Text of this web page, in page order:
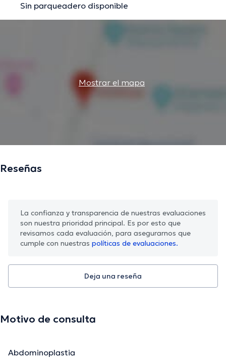
Sin parqueadero disponible
Mostrar el mapa
Reseñas
La confianza y transparencia de nuestras evaluaciones
son nuestra prioridad principal. Es por esto que
revisamos cada evaluación, para asegurarnos que
cumple con nuestras políticas de evaluaciones.
Deja una reseña
Motivo de consulta
Abdominoplastia